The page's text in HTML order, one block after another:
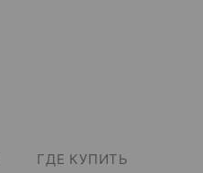
ГДЕ КУПИТЬ